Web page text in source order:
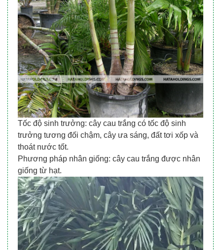
Tốc độ sinh trưởng: cây cau trắng có tốc độ sinh
trưởng tương đối chậm, cây ưa sáng, đất tơi xốp và
thoát nước tốt.
Phương pháp nhân giống: cây cau trắng được nhân
giống từ hạt.